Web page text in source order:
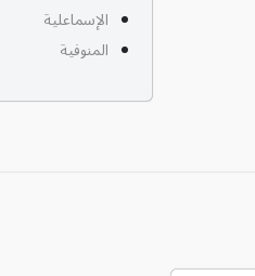
الإسماعلية
المنوفية